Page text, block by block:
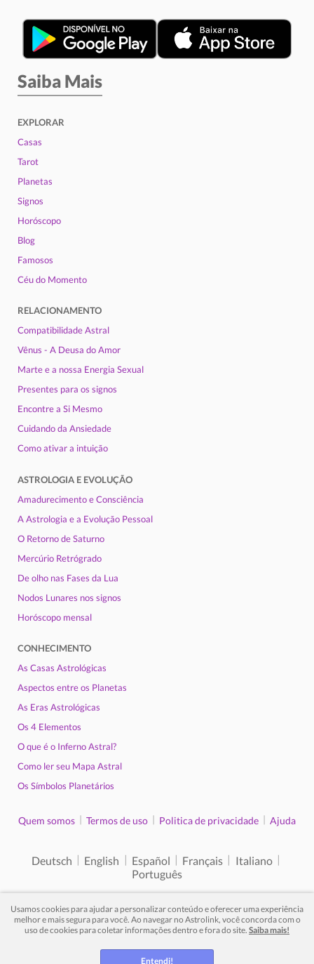
Saiba Mais
EXPLORAR
Casas
Tarot
Planetas
Signos
Horóscopo
Blog
Famosos
Céu do Momento
RELACIONAMENTO
Compatibilidade Astral
Vênus - A Deusa do Amor
Marte e a nossa Energia Sexual
Presentes para os signos
Encontre a Si Mesmo
Cuidando da Ansiedade
Como ativar a intuição
ASTROLOGIA E EVOLUÇÃO
Amadurecimento e Consciência
A Astrologia e a Evolução Pessoal
O Retorno de Saturno
Mercúrio Retrógrado
De olho nas Fases da Lua
Nodos Lunares nos signos
Horóscopo mensal
CONHECIMENTO
As Casas Astrológicas
Aspectos entre os Planetas
As Eras Astrológicas
Os 4 Elementos
O que é o Inferno Astral?
Como ler seu Mapa Astral
Os Símbolos Planetários
Quem somos | Termos de uso | Politica de privacidade | Ajuda
Deutsch | English | Español | Français | Italiano |
Português
© 2012 - 2026. Todos os direitos reservados.
Usamos cookies para ajudar a personalizar conteúdo e oferecer uma experiência
melhor e mais segura para você. Ao navegar no Astrolink, você concorda com o
uso de cookies para coletar informações dentro e fora do site. Saiba mais!
Entendi!